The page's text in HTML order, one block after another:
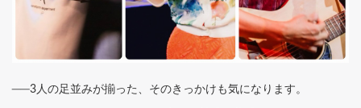
──3人の足並みが揃った、そのきっかけも気になります。